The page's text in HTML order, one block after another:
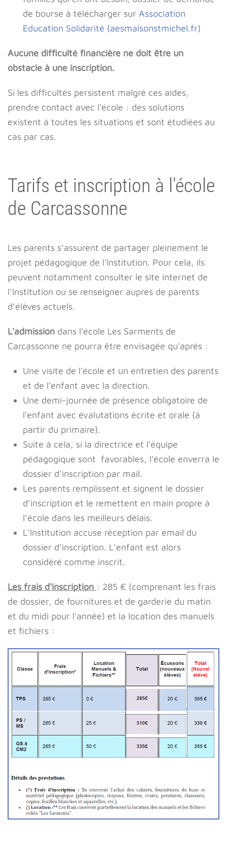
de bourse à télécharger sur Association
Education Solidarité (aesmaisonstmichel.fr)
Aucune difficulté financière ne doit être un
obstacle à une inscription.
Si les difficultés persistent malgré ces aides,
prendre contact avec l'école : des solutions
existent à toutes les situations et sont étudiées au
cas par cas.
Tarifs et inscription à l'école
de Carcassonne
Les parents s’assurent de partager pleinement le
projet pédagogique de l'Institution. Pour cela, ils
peuvent notamment consulter le site internet de
l’Institution ou se renseigner auprès de parents
d’élèves actuels.
L'admission dans l'école Les Sarments de
Carcassonne ne pourra être envisagée qu'après :
Une visite de l'école et un entretien des parents
et de l'enfant avec la direction.
Une demi-journée de présence obligatoire de
l'enfant avec évalutations écrite et orale (à
partir du primaire).
Suite à cela, si la directrice et l'équipe
pédagogique sont favorables, l'école enverra le
dossier d’inscription par mail.
Les parents remplissent et signent le dossier
d’inscription et le remettent en main propre à
l’école dans les meilleurs délais.
L’Institution accuse réception par email du
dossier d’inscription. L’enfant est alors
considéré comme inscrit.
Les frais d'inscription : 285 € (comprenant les frais
de dossier, de fournitures et de garderie du matin
et du midi pour l'année) et la location des manuels
et fichiers :